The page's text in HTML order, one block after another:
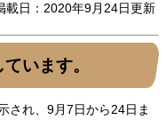
載日：2020年9月24日更新
います。
され、9月7日から24日ま